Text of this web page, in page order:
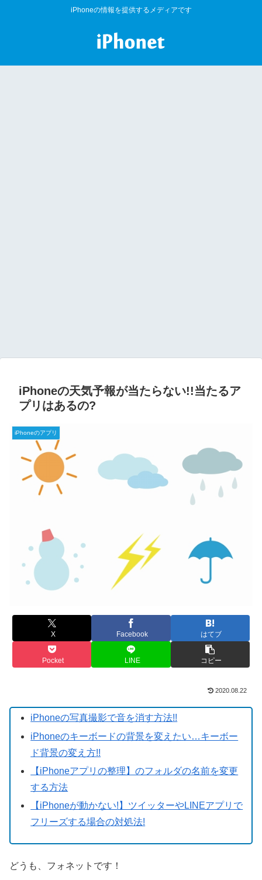
iPhoneの情報を提供するメディアです
iPhoneの天気予報が当たらない!!当たるア
プリはあるの?
iPhoneのアプリ
X Facebook はてブ
Pocket LINE コピー
2020.08.22
iPhoneの写真撮影で音を消す方法!!
iPhoneのキーボードの背景を変えたい…キーボー
ド背景の変え方!!
【iPhoneアプリの整理】のフォルダの名前を変更
する方法
【iPhoneが動かない!】ツイッターやLINEアプリで
フリーズする場合の対処法!
どうも、フォネットです！